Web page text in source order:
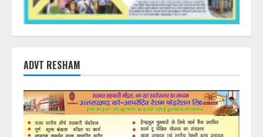
ADVT RESHAM